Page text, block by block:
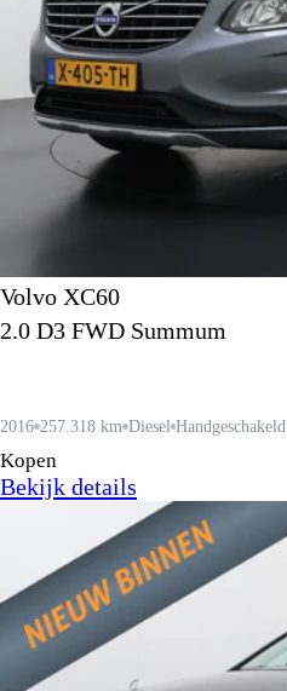
Volvo XC60
2.0 D3 FWD Summum
2016 257.318 km Diesel Handgeschakeld
Kopen
Bekijk details